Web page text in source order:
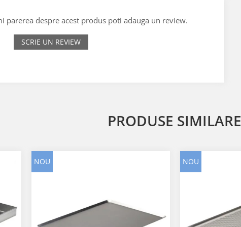
parerea despre acest produs poti adauga un review.
SCRIE UN REVIEW
PRODUSE SIMILARE
NOU NOU